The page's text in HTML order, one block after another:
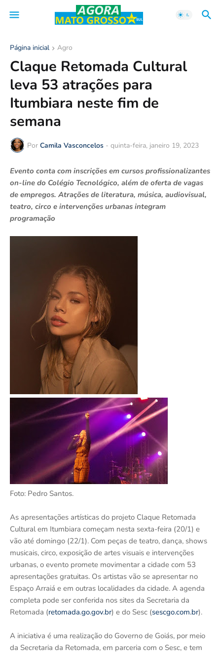
Página inicial Agro
Claque Retomada Cultural
leva 53 atrações para
Itumbiara neste fim de
semana
Por Camila Vasconcelos - quinta-feira, janeiro 19, 2023
Evento conta com inscrições em cursos profissionalizantes
on-line do Colégio Tecnológico, além de oferta de vagas
de empregos. Atrações de literatura, música, audiovisual,
teatro, circo e intervenções urbanas integram
programação
Foto: Pedro Santos.
As apresentações artísticas do projeto Claque Retomada
Cultural em Itumbiara começam nesta sexta-feira (20/1) e
vão até domingo (22/1). Com peças de teatro, dança, shows
musicais, circo, exposição de artes visuais e intervenções
urbanas, o evento promete movimentar a cidade com 53
apresentações gratuitas. Os artistas vão se apresentar no
Espaço Arraiá e em outras localidades da cidade. A agenda
completa pode ser conferida nos sites da Secretaria da
Retomada (retomada.go.gov.br) e do Sesc (sescgo.com.br).
A iniciativa é uma realização do Governo de Goiás, por meio
da Secretaria da Retomada, em parceria com o Sesc, e tem